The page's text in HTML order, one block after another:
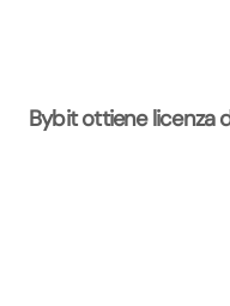
Bybit ottiene licenza